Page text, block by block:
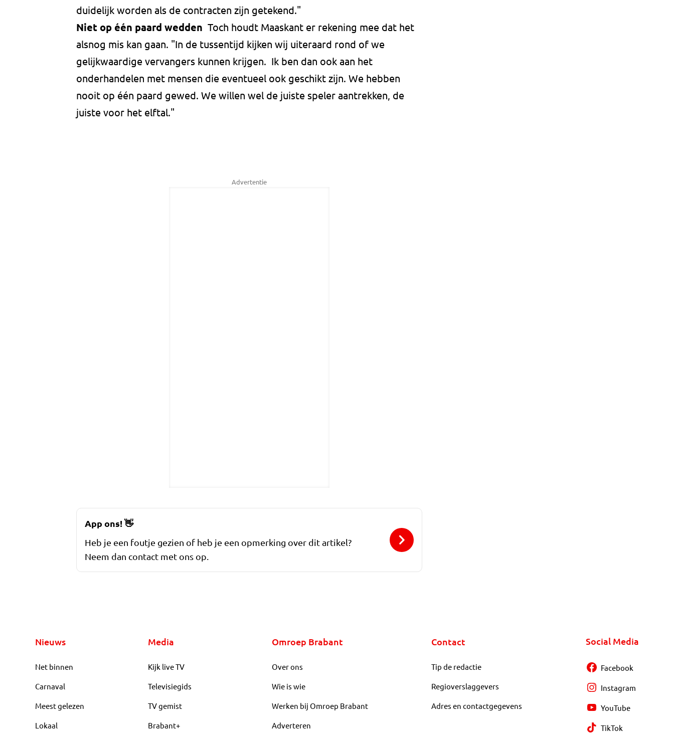
duidelijk worden als de contracten zijn getekend."
Niet op één paard wedden Toch houdt Maaskant er rekening mee dat het
alsnog mis kan gaan. "In de tussentijd kijken wij uiteraard rond of we
gelijkwaardige vervangers kunnen krijgen. Ik ben dan ook aan het
onderhandelen met mensen die eventueel ook geschikt zijn. We hebben
nooit op één paard gewed. We willen wel de juiste speler aantrekken, de
juiste voor het elftal."
Advertentie
App ons!👋
Heb je een foutje gezien of heb je een opmerking over dit artikel?
Neem dan contact met ons op.
Nieuws
Net binnen
Carnaval
Meest gelezen
Lokaal
Media
Kijk live TV
Televisiegids
TV gemist
Brabant+
Omroep Brabant
Over ons
Wie is wie
Werken bij Omroep Brabant
Adverteren
Contact
Tip de redactie
Regioverslaggevers
Adres en contactgegevens
Social Media
Facebook
Instagram
YouTube
TikTok